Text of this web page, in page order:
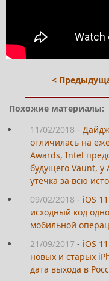
<
Похожие материалы:
11/02/2018 -
отличилась на
Awards, Intel
будущего Vaunt,
утечка за всю
09/02/2018 - iOS
исходный код
мобильной
21/09/2017 - iOS
новых и старых
дата выхода в